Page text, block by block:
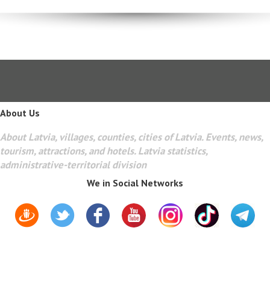
About Us
About Latvia, villages, counties, cities of Latvia. Events, news,
tourism, attractions, and hotels. Latvia statistics,
administrative-territorial division
We in Social Networks